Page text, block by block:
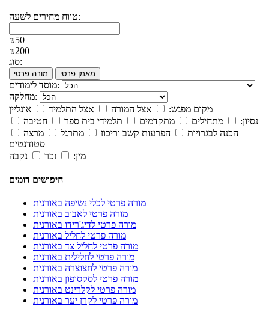
טווח מחירים לשעה:
₪50
₪200
סוג:
מורה פרטי מאמן פרטי
מוסד לימודים:
מחלקה:
מקום מפגש:
אצל המורה אצל התלמיד
אונליין
נסיון:
מתחילים מתקדמים תלמידי בית ספר
חטיבה
הכנה לבגרויות
הפרעות קשב וריכוז מתרגל
מרצה
סטודנטים
מין:
זכר נקבה
חיפושים דומים
מורה פרטי לכלי נשיפה באורנית
מורה פרטי לאבוב באורנית
מורה פרטי לדיג'רידו באורנית
מורה פרטי לחליל באורנית
מורה פרטי לחליל צד באורנית
מורה פרטי לחלילית באורנית
מורה פרטי לחצוצרה באורנית
מורה פרטי לסקסופון באורנית
מורה פרטי לקלרינט באורנית
מורה פרטי לקרן יער באורנית